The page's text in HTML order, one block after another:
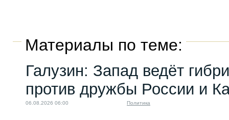
Материалы по теме:
Галузин: Запад ведёт
против дружбы России и
06.08.2026 06:00 Политика